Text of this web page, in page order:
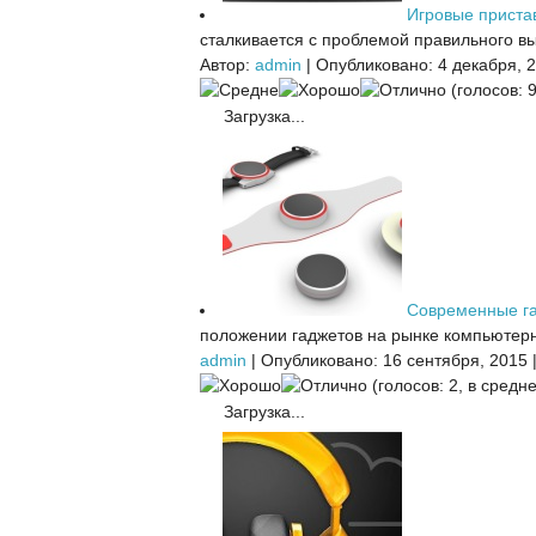
Игровые
сталкивается с проблемой правильного
Автор: admin | Опубликовано: 4 декабря,
(голосов:
Загрузка...
Современные
положении гаджетов на рынке
admin | Опубликовано: 16 сентября, 2015
(голосов: 2, в
Загрузка...